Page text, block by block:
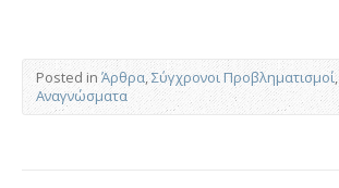
Posted in Άρθρα,Σύγχρονοι Προβληματισμοί,
Αναγνώσματα